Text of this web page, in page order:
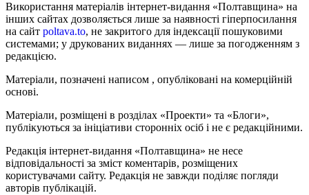
Використання матеріалів інтернет-видання «Полтавщина» на
інших сайтах дозволяється лише за наявності гіперпосилання
на сайт poltava.to, не закритого для індексації пошуковими
системами; у друкованих виданнях — лише за погодженням з
редакцією.
Матеріали, позначені написом , опубліковані на комерційній
основі.
Матеріали, розміщені в розділах «Проекти» та «Блоги»,
публікуються за ініціативи сторонніх осіб і не є редакційними.
Редакція інтернет-видання «Полтавщина» не несе
відповідальності за зміст коментарів, розміщених
користувачами сайту. Редакція не завжди поділяє погляди
авторів публікацій.